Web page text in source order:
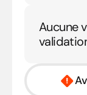
Aucune